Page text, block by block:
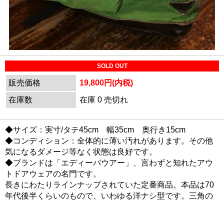
SOLD OUT
販売価格
19,800円(内税)
在庫数
在庫 0 売切れ
◆サイズ：実寸/タテ45cm 幅35cm 奥行き15cm
◆コンディション：全体的に薄い汚れがあります。その他
気になるダメージ等なく状態は良好です。
◆ブランドは「エディーバウアー」、言わずと知れたアウ
トドアウェアの名門です。
長きにわたりラインナップされていた定番商品。本品は70
年代後半くらいのもので、いわゆる洋ナシ型です。三角の